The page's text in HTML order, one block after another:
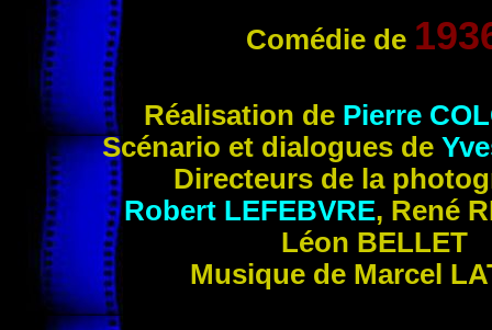
Comédie de
Réalisation de Pierre
Scénario et dialogues de
Directeurs de la
Robert LEFEBVRE, René
Léon BELLET
Musique de Marcel